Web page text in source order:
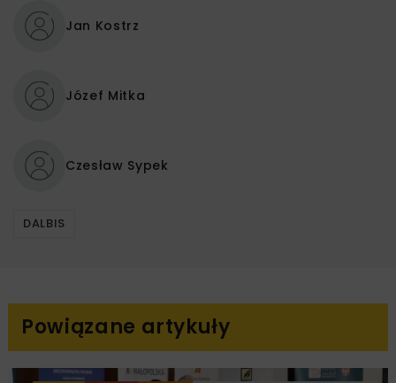
Jan Kostrz
Józef Mitka
Czesław Sypek
DALBIS
Powiązane artykuły